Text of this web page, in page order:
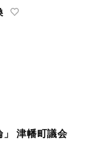
」 津幡町議会